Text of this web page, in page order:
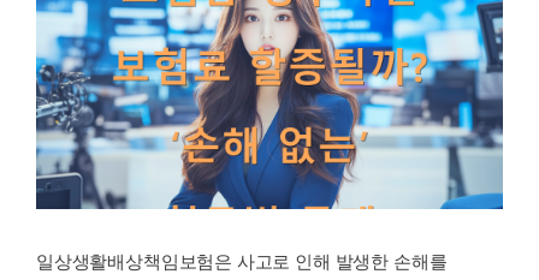
일상생활배상책임보험은 사고로 인해 발생한 손해를